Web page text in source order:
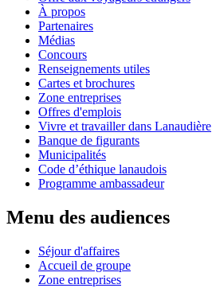
À propos
Partenaires
Médias
Concours
Renseignements utiles
Cartes et brochures
Zone entreprises
Offres d'emplois
Vivre et travailler dans Lanaudière
Banque de figurants
Municipalités
Code d’éthique lanaudois
Programme ambassadeur
Menu des audiences
Séjour d'affaires
Accueil de groupe
Zone entreprises